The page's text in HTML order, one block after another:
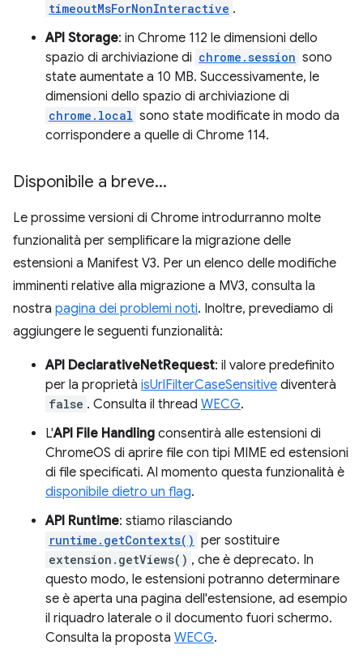
timeoutMsForNonInteractive .
API Storage: in Chrome 112 le dimensioni dello
spazio di archiviazione di chrome.session sono
state aumentate a 10 MB. Successivamente, le
dimensioni dello spazio di archiviazione di
chrome.local sono state modificate in modo da
corrispondere a quelle di Chrome 114.
Disponibile a breve...
Le prossime versioni di Chrome introdurranno molte
funzionalità per semplificare la migrazione delle
estensioni a Manifest V3. Per un elenco delle modifiche
imminenti relative alla migrazione a MV3, consulta la
nostra pagina dei problemi noti. Inoltre, prevediamo di
aggiungere le seguenti funzionalità:
API DeclarativeNetRequest: il valore predefinito
per la proprietà isUrlFilterCaseSensitive diventerà
false . Consulta il thread WECG.
L'API File Handling consentirà alle estensioni di
ChromeOS di aprire file con tipi MIME ed estensioni
di file specificati. Al momento questa funzionalità è
disponibile dietro un flag.
API Runtime: stiamo rilasciando
runtime.getContexts() per sostituire
extension.getViews() , che è deprecato. In
questo modo, le estensioni potranno determinare
se è aperta una pagina dell'estensione, ad esempio
il riquadro laterale o il documento fuori schermo.
Consulta la proposta WECG.